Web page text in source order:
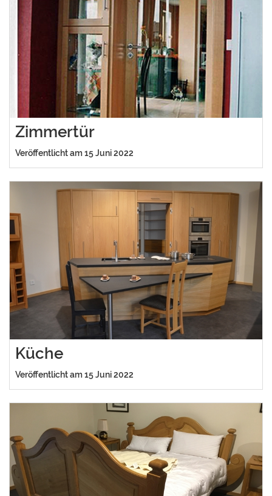
Zimmertür
Veröffentlicht am 15 Juni 2022
Küche
Veröffentlicht am 15 Juni 2022